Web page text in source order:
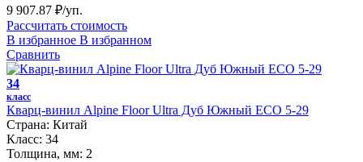
9 907.87 ₽/уп.
Рассчитать стоимость
В избранное В избранном
Сравнить
34
класс
Кварц-винил Alpine Floor Ultra Дуб Южный ЕСО 5-29
Страна: Китай
Класс: 34
Толщина, мм: 2